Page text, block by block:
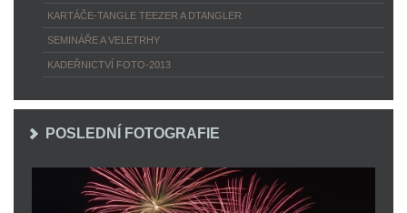
KARTÁČE-TANGLE TEEZER A DTANGLER
SEMINÁŘE A VELETRHY
KADEŘNICTVÍ FOTO-2013
POSLEDNÍ FOTOGRAFIE